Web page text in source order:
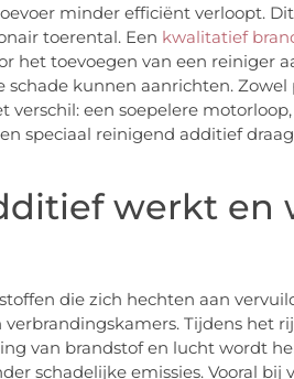
minder efficiënt verloopt.
toerental. Een kwalitatief
het toevoegen van een reiniger
kunnen aanrichten.
verschil: een soepelere
speciaal reinigend additief
werkt en
die zich hechten aan
Tijdens het
van brandstof en lucht wordt
schadelijke emissies. Vooral